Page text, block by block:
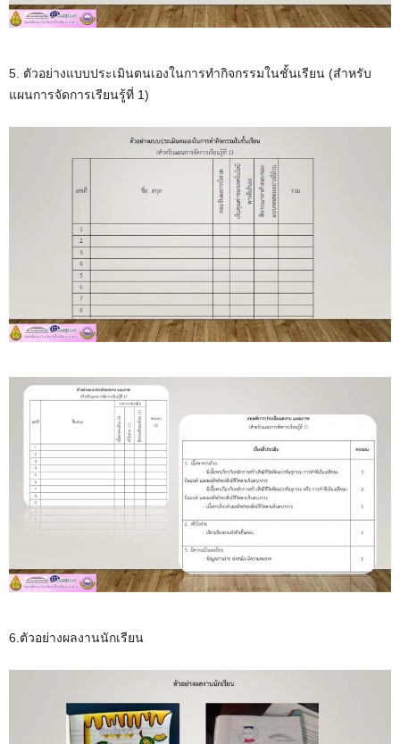
5. ตัวอย่างแบบประเมินตนเองในการทำกิจกรรมในชั้นเรียน (สำหรับ
แผนการจัดการเรียนรู้ที่ 1)
6.ตัวอย่างผลงานนักเรียน